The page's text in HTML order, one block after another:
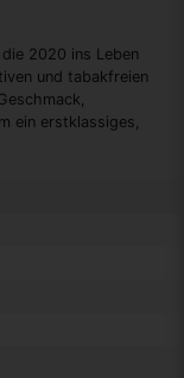
2020 ins Leben
und tabakfreien
ein erstklassiges,